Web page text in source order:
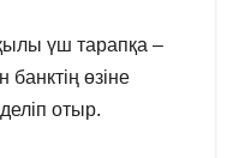
үш тарапқа –
банктің өзіне
отыр.